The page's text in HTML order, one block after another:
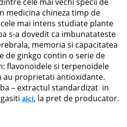
medicina chineza timp de
mai intens studiate plante
s-a dovedit ca imbunatateste
memoria si capacitatea
de ginkgo contin o serie de
flavonoidele si terpenoidele
au proprietati antioxidante.
– extractul standardizat in
aici, la pret de producator.